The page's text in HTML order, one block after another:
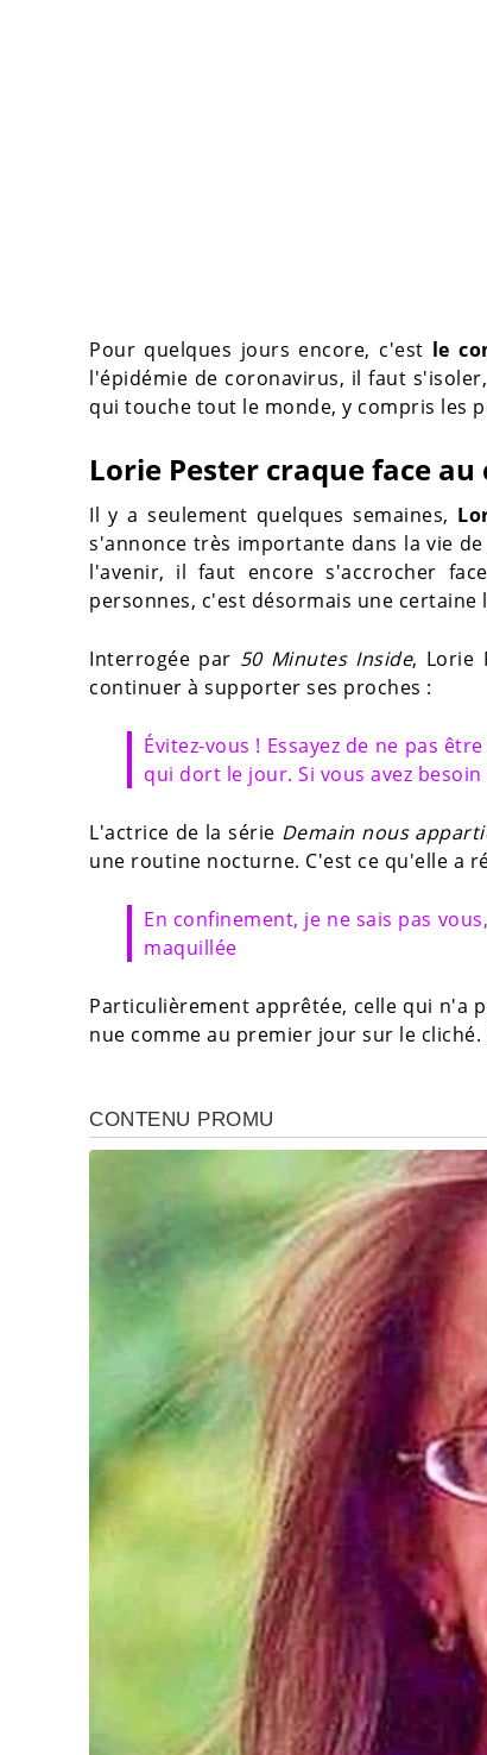
Pour quelques jours encore, c'est le
l'épidémie de coronavirus, il faut
qui touche tout le monde, y compris les
Lorie Pester craque face
Il y a seulement quelques semaines,
s'annonce très importante dans la vie
l'avenir, il faut encore s'accrocher
personnes, c'est désormais une
Interrogée par 50 Minutes Inside, Lorie
continuer à supporter ses proches :
Évitez-vous ! Essayez de ne pas
qui dort le jour. Si vous avez besoin
L'actrice de la série Demain nous
une routine nocturne. C'est ce qu'elle a
En confinement, je ne sais pas
maquillée
Particulièrement apprêtée, celle qui n'a
nue comme au premier jour sur le